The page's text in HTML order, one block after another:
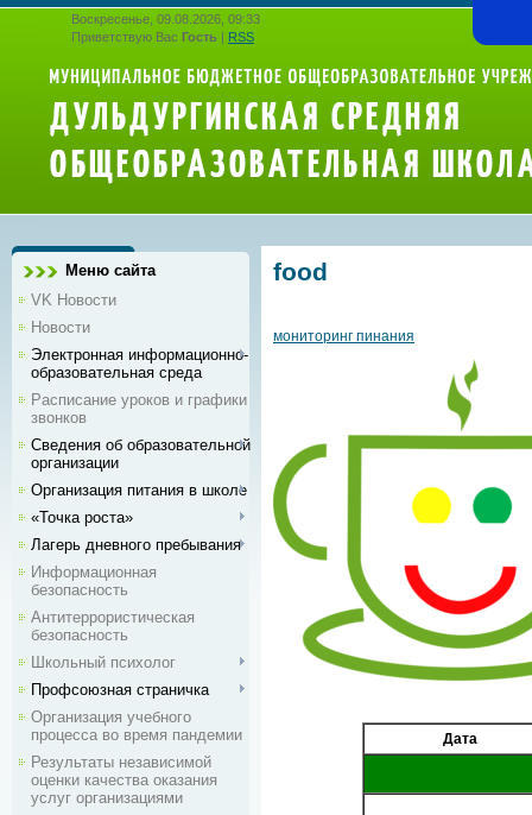
Воскресенье, 09.08.2026, 09:33
Приветствую Вас Гость | RSS
Меню сайта
VK Новости
Новости
Электронная информационно-
образовательная среда
Расписание уроков и графики
звонков
Сведения об образовательной
организации
Организация питания в школе
«Точка роста»
Лагерь дневного пребывания
Информационная
безопасность
Антитеррористическая
безопасность
Школьный психолог
Профсоюзная страничка
Организация учебного
процесса во время пандемии
Результаты независимой
оценки качества оказания
услуг организациями
food
мониторинг пинания
Дата